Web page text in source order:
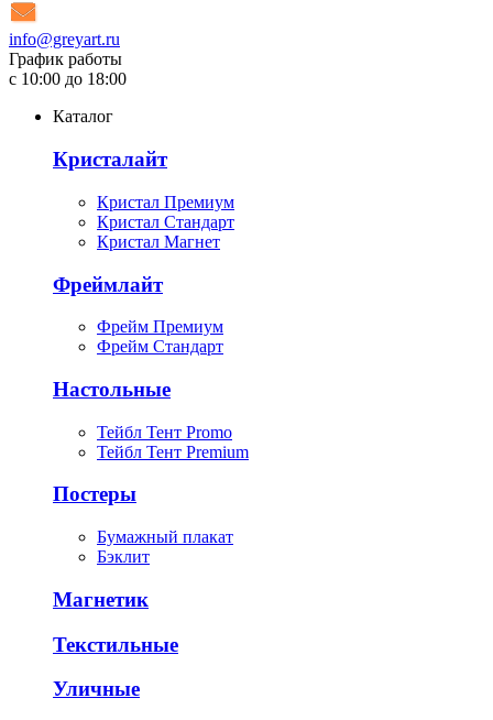
info@greyart.ru
График работы
с 10:00 до 18:00
Каталог
Кристалайт
Кристал Премиум
Кристал Стандарт
Кристал Магнет
Фреймлайт
Фрейм Премиум
Фрейм Стандарт
Настольные
Тейбл Тент Promo
Тейбл Тент Premium
Постеры
Бумажный плакат
Бэклит
Магнетик
Текстильные
Уличные